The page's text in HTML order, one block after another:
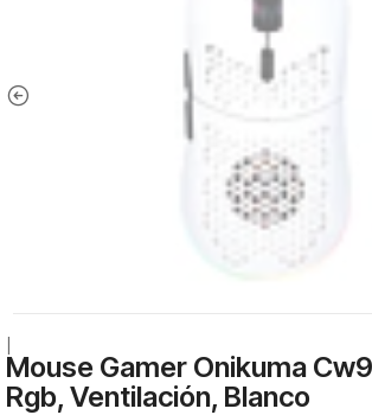
Mouse Gamer Onikuma
Rgb, Ventilación, Blanco